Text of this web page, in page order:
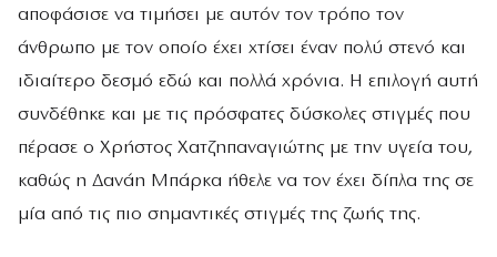
αποφάσισε να τιμήσει με αυτόν τον τρόπο τον
άνθρωπο με τον οποίο έχει χτίσει έναν πολύ στενό και
ιδιαίτερο δεσμό εδώ και πολλά χρόνια. Η επιλογή αυτή
συνδέθηκε και με τις πρόσφατες δύσκολες στιγμές που
πέρασε ο Χρήστος Χατζηπαναγιώτης με την υγεία του,
καθώς η Δανάη Μπάρκα ήθελε να τον έχει δίπλα της σε
μία από τις πιο σημαντικές στιγμές της ζωής της.